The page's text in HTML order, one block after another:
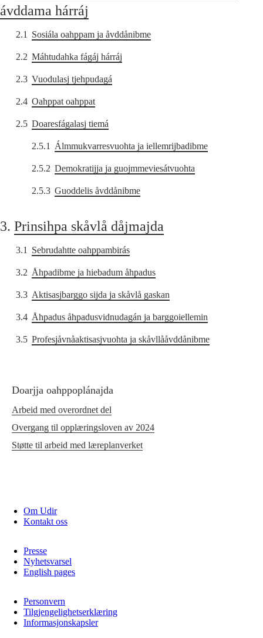
ávddama hárráj
2.1 Sosiála oahppam ja åvddånibme
2.2 Máhtudahka fágáj hárráj
2.3 Vuodulasj tjehpudagá
2.4 Oahppat oahppat
2.5 Doaresfágalasj tiemá
2.5.1 Álmmukvarresvuohta ja iellemrijbadibme
2.5.2 Demokratijja ja guojmmeviesátvuohta
2.5.3 Guoddelis åvddånibme
3. Prinsihpa skåvlå dåjmajda
3.1 Sebrudahtte oahppambirás
3.2 Åhpadibme ja hiebadum åhpadus
3.3 Aktisasjbarggo sijda ja skåvlå gaskan
3.4 Åhpadus åhpadusvidnudagán ja barggoiellemin
3.5 Profesjåvnåaktisasjvuohta ja skåvllååvddånibme
Doarjja oahppoplánajda
Arbeid med overordnet del
Overgang til opplæringsloven av 2024
Støtte til arbeid med læreplanverket
Om Udir
Kontakt oss
Presse
Nyhetsvarsel
English pages
Personvern
Tilgjengelighetserklæring
Informasjonskapsler